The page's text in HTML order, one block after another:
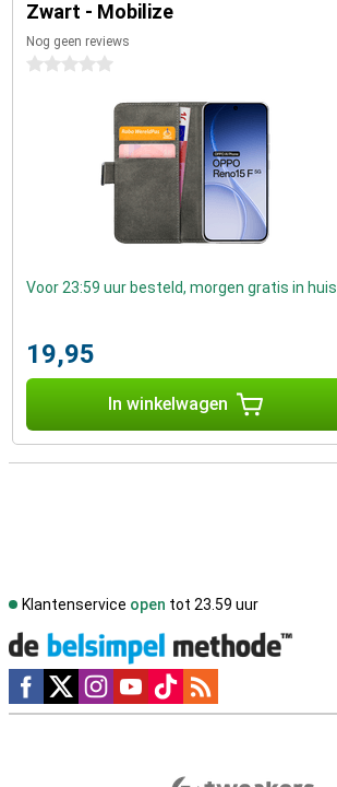
Zwart - Mobilize
Nog geen reviews
0 sterren
Voor 23:59 uur besteld, morgen gratis in huis
19,95
In winkelwagen
Klantenservice open tot 23.59 uur
Social media